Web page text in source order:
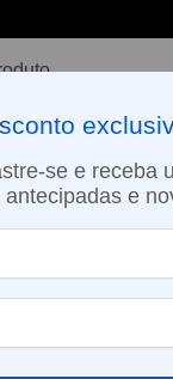
DE ERVAS
EM SÃO PAULO
se e receba
antecipadas e